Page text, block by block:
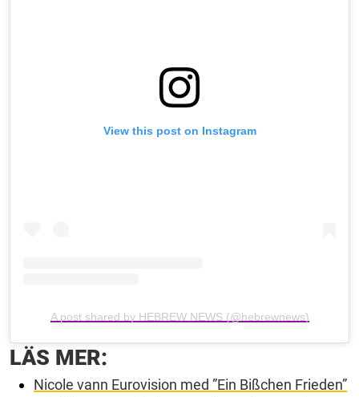
View this post on Instagram
A post shared by HEBREW NEWS (@hebrewnews)
LÄS MER:
Nicole vann Eurovision med ”Ein Bißchen Frieden”